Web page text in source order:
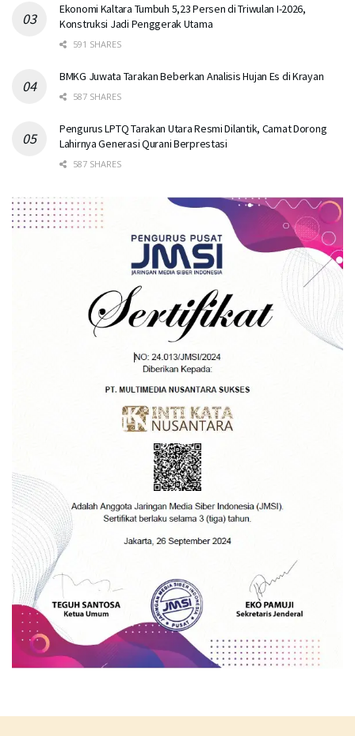
Ekonomi Kaltara Tumbuh 5,23 Persen di Triwulan I-2026,
Konstruksi Jadi Penggerak Utama
591 SHARES
BMKG Juwata Tarakan Beberkan Analisis Hujan Es di Krayan
587 SHARES
Pengurus LPTQ Tarakan Utara Resmi Dilantik, Camat Dorong
Lahirnya Generasi Qurani Berprestasi
587 SHARES